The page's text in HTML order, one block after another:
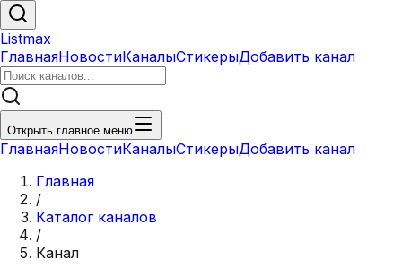
Listmax
ГлавнаяНовостиКаналыСтикерыДобавить канал
Открыть главное меню
ГлавнаяНовостиКаналыСтикерыДобавить канал
Главная
/
Каталог каналов
/
Канал